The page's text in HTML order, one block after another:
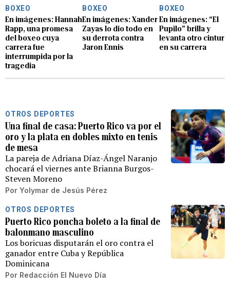
BOXEO
En imágenes: Hannah
Rapp, una promesa
del boxeo cuya
carrera fue
interrumpida por la
tragedia
BOXEO
En imágenes: Xander
Zayas lo dio todo en
su derrota contra
Jaron Ennis
BOXEO
En imágenes: “El
Pupilo” brilla y
levanta otro
en su carrera
OTROS DEPORTES
Una final de casa: Puerto Rico va por el
oro y la plata en dobles mixto en tenis
de mesa
La pareja de Adriana Díaz-Ángel Naranjo
chocará el viernes ante Brianna Burgos-
Steven Moreno
Por Yolymar de Jesús Pérez
OTROS DEPORTES
Puerto Rico poncha boleto a la final de
balonmano masculino
Los boricuas disputarán el oro contra el
ganador entre Cuba y República
Dominicana
Por Redacción El Nuevo Día